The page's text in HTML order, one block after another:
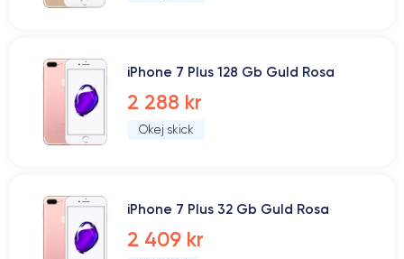
iPhone 7 Plus 128 Gb Guld Rosa
2 288 kr
Okej skick
iPhone 7 Plus 32 Gb Guld Rosa
2 409 kr